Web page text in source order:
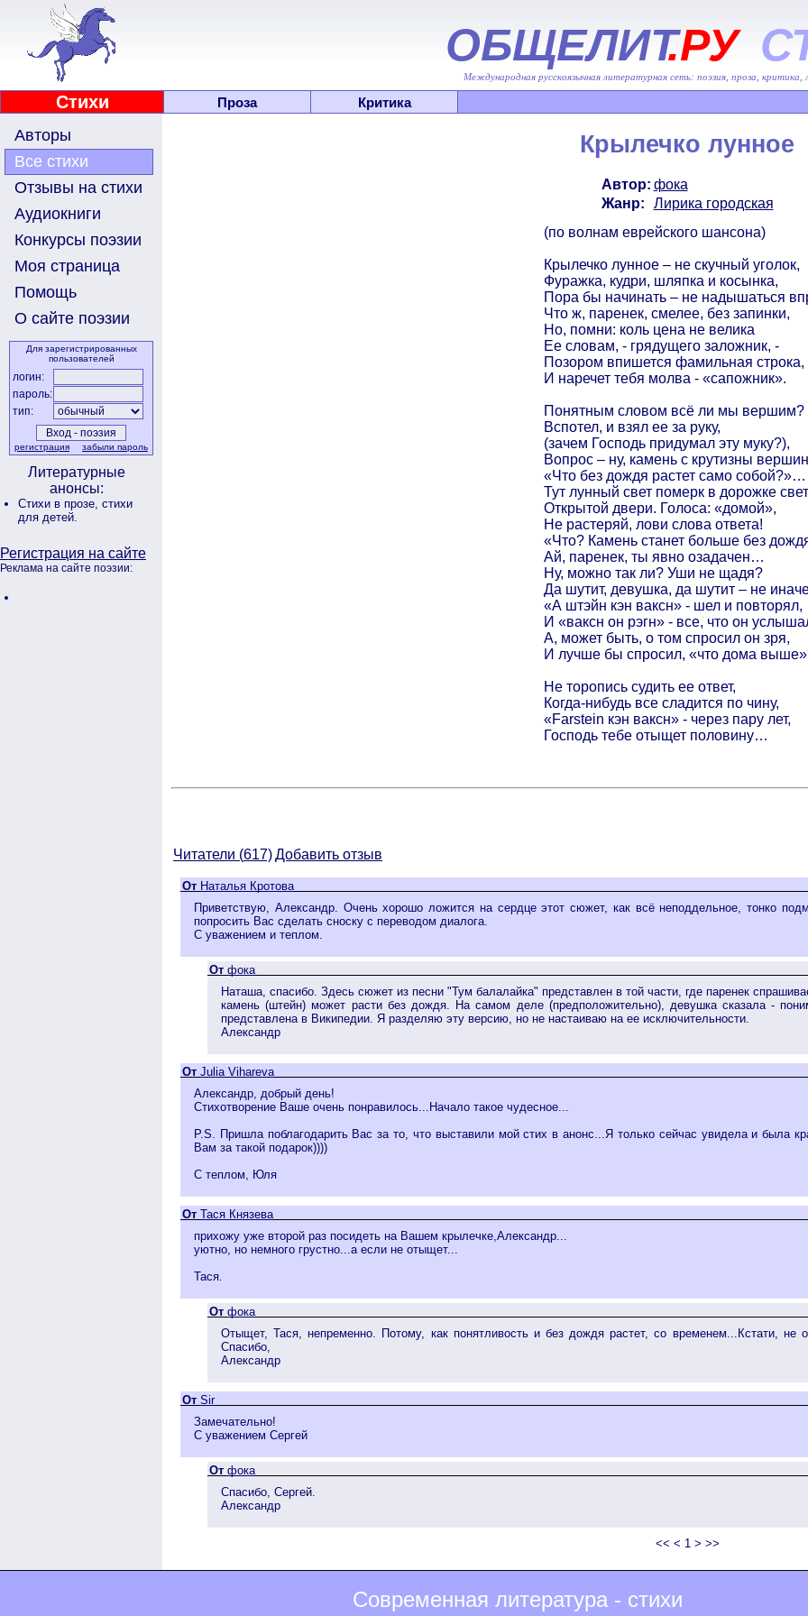
ОБЩЕЛИТ.РУ
Международная русскоязычная литературная сеть: поэзия, проза, критика,
Стихи Проза Критика
Авторы
Все стихи
Отзывы на стихи
Аудиокниги
Конкурсы поэзии
Моя страница
Помощь
О сайте поэзии
Для зарегистрированных
пользователей
логин:
пароль:
тип:
регистрация забыли пароль
Литературные
анонсы:
Стихи в прозе, стихи
для детей.
Регистрация на сайте
Реклама на сайте поэзии:
Крылечко лунное
Автор: фока
Жанр:
Лирика городская
(по волнам еврейского шансона)
Крылечко лунное – не скучный уголок,
Фуражка, кудри, шляпка и косынка,
Пора бы начинать – не надышаться
Что ж, паренек, смелее, без запинки,
Но, помни: коль цена не велика
Ее словам, - грядущего заложник, -
Позором впишется фамильная строка,
И наречет тебя молва - «сапожник».
Понятным словом всё ли мы вершим?
Вспотел, и взял ее за руку,
(зачем Господь придумал эту муку?),
Вопрос – ну, камень с крутизны
«Что без дождя растет само собой?»…
Тут лунный свет померк в дорожке
Открытой двери. Голоса: «домой»,
Не растеряй, лови слова ответа!
«Что? Камень станет больше без
Ай, паренек, ты явно озадачен…
Ну, можно так ли? Уши не щадя?
Да шутит, девушка, да шутит – не
«А штэйн кэн ваксн» - шел и повторял,
И «ваксн он рэгн» - все, что он
А, может быть, о том спросил он зря,
И лучше бы спросил, «что дома
Не торопись судить ее ответ,
Когда-нибудь все сладится по чину,
«Farstein кэн ваксн» - через пару лет,
Господь тебе отыщет половину…
Читатели (617)Добавить отзыв
От Наталья Кротова
Приветствую, Александр. Очень хорошо ложится на сердце этот сюжет, как всё неподдельное, тонко
попросить Вас сделать сноску с переводом диалога.
С уважением и теплом.
От фока
Наташа, спасибо. Здесь сюжет из песни "Тум балалайка" представлен в той части, где паренек
камень (штейн) может расти без дождя. На самом деле (предположительно), девушка сказала -
представлена в Википедии. Я разделяю эту версию, но не настаиваю на ее исключительности.
Александр
От Julia Vihareva
Александр, добрый день!
Стихотворение Ваше очень понравилось...Начало такое чудесное...
P.S. Пришла поблагодарить Вас за то, что выставили мой стих в анонс...Я только сейчас увидела и была
Вам за такой подарок))))
С теплом, Юля
От Тася Князева
прихожу уже второй раз посидеть на Вашем крылечке,Александр...
уютно, но немного грустно...а если не отыщет...
Тася.
От фока
Отыщет, Тася, непременно. Потому, как понятливость и без дождя растет, со временем...Кстати, не
Спасибо,
Александр
От Sir
Замечательно!
С уважением Сергей
От фока
Спасибо, Сергей.
Александр
<< < 1 > >>
Современная литература - стихи